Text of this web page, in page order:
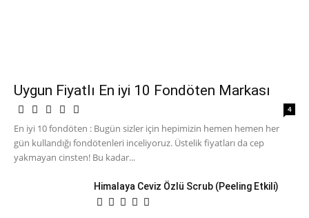
Uygun Fiyatlı En iyi 10 Fondöten Markası
4
En iyi 10 fondöten : Bugün sizler için hepimizin hemen hemen her
gün kullandığı fondötenleri inceliyoruz. Üstelik fiyatları da cep
yakmayan cinsten! Bu kadar...
Himalaya Ceviz Özlü Scrub (Peeling Etkili)